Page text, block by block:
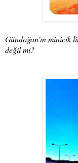
Gündoğan'ın minicik
değil mi?